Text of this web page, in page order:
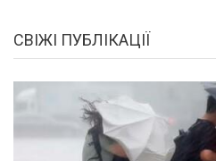
СВІЖІ ПУБЛІКАЦІЇ